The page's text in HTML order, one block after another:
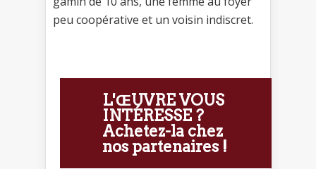
peu coopérative et un voisin indiscret.
L'ŒUVRE VOUS
INTÉRESSE ?
Achetez-la chez
nos partenaires !